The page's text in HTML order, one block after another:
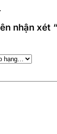
nhận xét